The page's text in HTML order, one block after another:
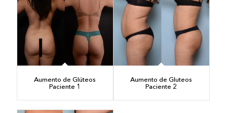
Aumento de Glúteos
Paciente 1
Aumento de Gluteos
Paciente 2